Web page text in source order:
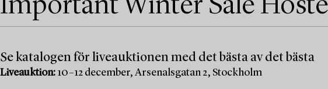
Important Winter Sale
Se katalogen för liveauktionen med det bästa av det bästa
Liveauktion: 10–12 december, Arsenalsgatan 2, Stockholm